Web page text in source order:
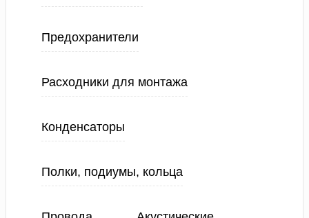
Предохранители
Расходники для монтажа
Конденсаторы
Полки, подиумы, кольца